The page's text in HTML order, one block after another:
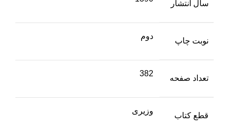
سال انتشار
نوبت چاپ
دوم
تعداد صفحه
382
قطع کتاب
وزیری